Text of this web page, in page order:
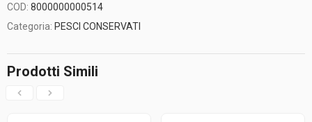
COD: 8000000000514
Categoria: PESCI CONSERVATI
Prodotti Simili